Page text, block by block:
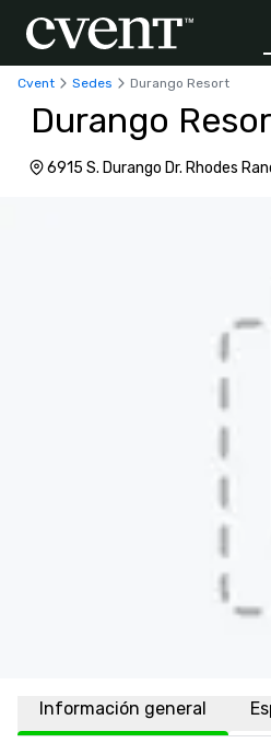
Cvent Sedes Durango Resort
Durango
6915 S. Durango Dr. Rhodes
Información general